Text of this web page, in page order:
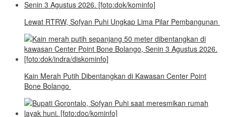
Lewat RTRW, Sofyan Puhi Ungkap Lima Pilar Pembangunan
Kain Merah Putih Dibentangkan di Kawasan Center Point
Bone Bolango